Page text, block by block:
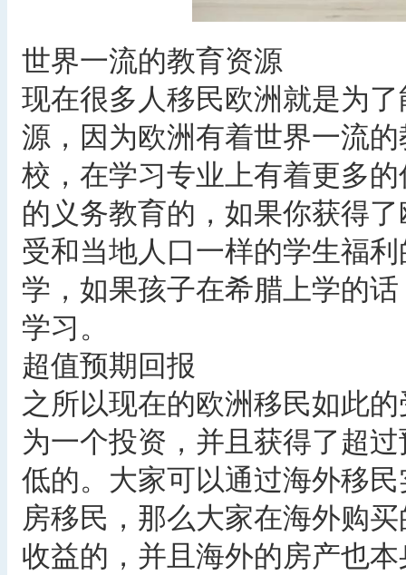
世界一流的教育资源
现在很多人移民欧洲就是为
源，因为欧洲有着世界一流
校，在学习专业上有着更多
的义务教育的，如果你获得
受和当地人口一样的学生福
学，如果孩子在希腊上学的
学习。
超值预期回报
之所以现在的欧洲移民如此
为一个投资，并且获得了超
低的。大家可以通过海外移
房移民，那么大家在海外购
收益的，并且海外的房产也